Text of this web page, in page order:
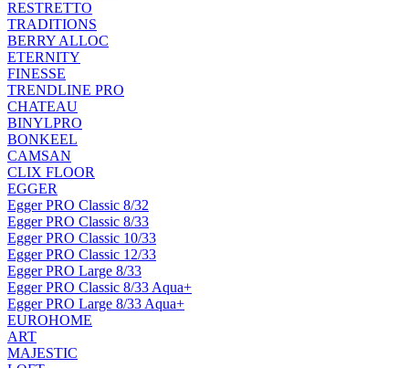
RESTRETTO
TRADITIONS
BERRY ALLOC
ETERNITY
FINESSE
TRENDLINE PRO
CHATEAU
BINYLPRO
BONKEEL
CAMSAN
CLIX FLOOR
EGGER
Egger PRO Classic 8/32
Egger PRO Classic 8/33
Egger PRO Classic 10/33
Egger PRO Classic 12/33
Egger PRO Large 8/33
Egger PRO Classic 8/33 Aqua+
Egger PRO Large 8/33 Aqua+
EUROHOME
ART
MAJESTIC